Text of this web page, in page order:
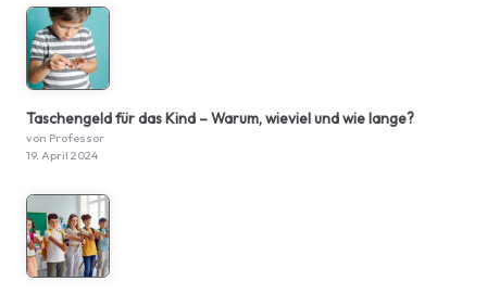
Taschengeld für das Kind – Warum, wieviel und wie lange?
von Professor
19. April 2024